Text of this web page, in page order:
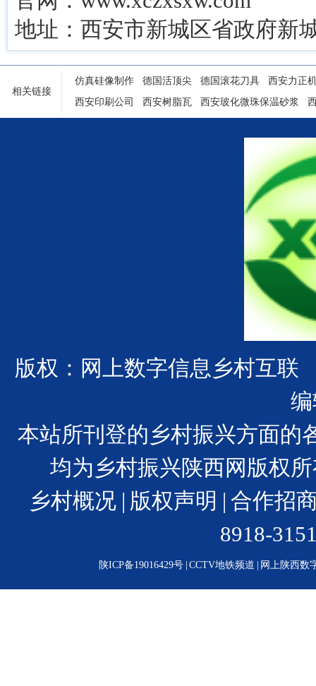
地址：西安市新城区省政府新
相关链接
仿真硅像制作 德国活顶尖 德国滚花刀具
西安力正
西安印刷公司
西安树脂瓦 西安玻化微珠保温砂浆
版权：网上数字信息乡村互
本站所刊登的乡村振兴方面的
均为乡村振兴陕西网版权
乡村概况
版权声明 |合作招
8918-
陕ICP备19016429号 |CCTV地铁频道 网上陕西数